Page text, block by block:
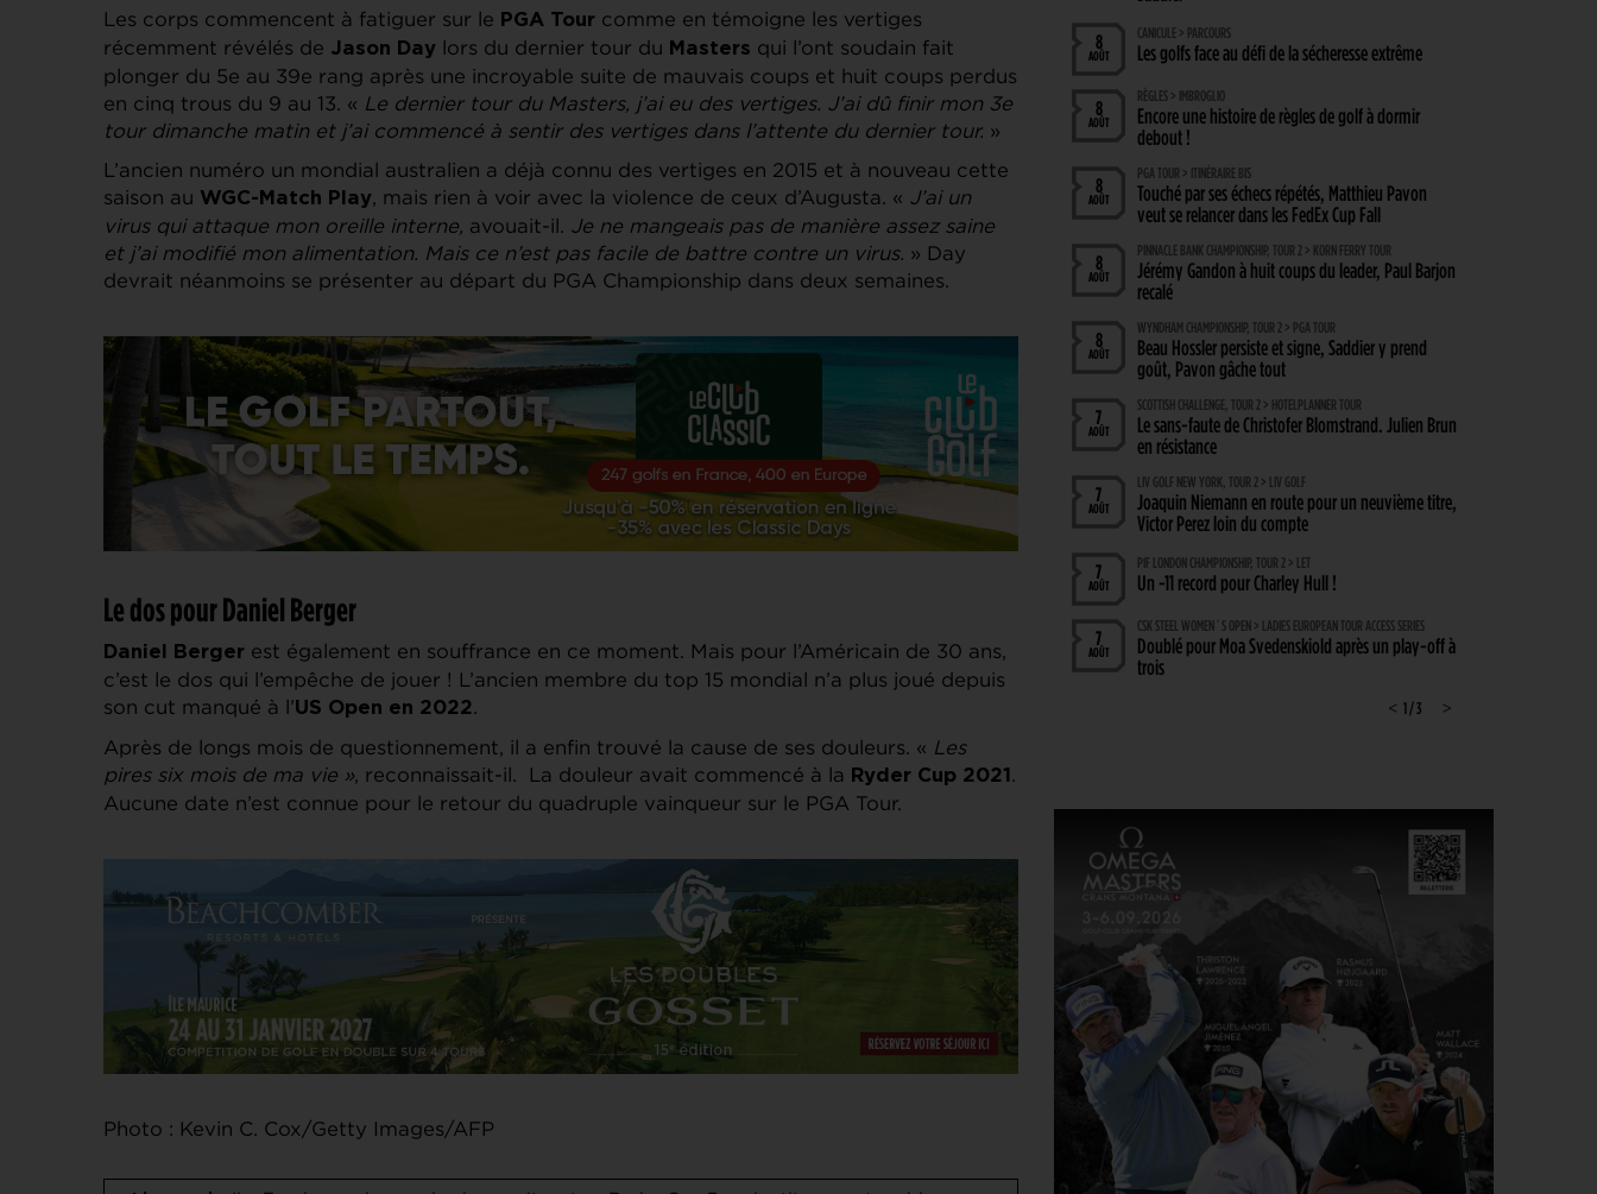
Les corps commencent à fatiguer sur le PGA Tour comme en témoigne les vertiges
récemment révélés de Jason Day lors du dernier tour du Masters qui l’ont soudain fait
plonger du 5e au 39e rang après une incroyable suite de mauvais coups et huit coups perdus
en cinq trous du 9 au 13. « Le dernier tour du Masters, j’ai eu des vertiges. J’ai dû finir mon 3e
tour dimanche matin et j’ai commencé à sentir des vertiges dans l’attente du dernier tour. »
L’ancien numéro un mondial australien a déjà connu des vertiges en 2015 et à nouveau cette
saison au WGC-Match Play, mais rien à voir avec la violence de ceux d’Augusta. « J’ai un
virus qui attaque mon oreille interne, avouait-il. Je ne mangeais pas de manière assez saine
et j’ai modifié mon alimentation. Mais ce n’est pas facile de battre contre un virus. » Day
devrait néanmoins se présenter au départ du PGA Championship dans deux semaines.
Le dos pour Daniel Berger
Daniel Berger est également en souffrance en ce moment. Mais pour l’Américain de 30 ans,
c’est le dos qui l’empêche de jouer ! L’ancien membre du top 15 mondial n’a plus joué depuis
son cut manqué à l’US Open en 2022.
Après de longs mois de questionnement, il a enfin trouvé la cause de ses douleurs. « Les
pires six mois de ma vie », reconnaissait-il. La douleur avait commencé à la Ryder Cup 2021 .
Aucune date n’est connue pour le retour du quadruple vainqueur sur le PGA Tour.
Photo : Kevin C. Cox/Getty Images/AFP
8
AOÛT
CANICULE > PARCOURS
Les golfs face au défi de la sécheresse extrême
8
AOÛT
RÈGLES > IMBROGLIO
Encore une histoire de règles de golf à dormir
debout !
8
AOÛT
PGA TOUR > ITINÉRAIRE BIS
Touché par ses échecs répétés, Matthieu Pavon
veut se relancer dans les FedEx Cup Fall
8
AOÛT
PINNACLE BANK CHAMPIONSHIP, TOUR 2 > KORN FERRY TOUR
Jérémy Gandon à huit coups du leader, Paul Barjon
recalé
8
AOÛT
WYNDHAM CHAMPIONSHIP, TOUR 2 > PGA TOUR
Beau Hossler persiste et signe, Saddier y prend
goût, Pavon gâche tout
7
AOÛT
SCOTTISH CHALLENGE, TOUR 2 > HOTELPLANNER TOUR
Le sans-faute de Christofer Blomstrand. Julien Brun
en résistance
7
AOÛT
LIV GOLF NEW YORK, TOUR 2 > LIV GOLF
Joaquin Niemann en route pour un neuvième titre,
Victor Perez loin du compte
7
AOÛT
PIF LONDON CHAMPIONSHIP, TOUR 2 > LET
Un -11 record pour Charley Hull !
7
AOÛT
CSK STEEL WOMEN´S OPEN > LADIES EUROPEAN TOUR ACCESS SERIES
Doublé pour Moa Svedenskiold après un play-off à
trois
Nastasia Nadaud : « Un moment très spécial, que
AOÛT
6
AOÛT
WYNDHAM CHAMPIONSHIP > CHAMBOULETOUT
Des changements de matériel Majeurs avant le
dernier tournoi de la saison régulière
MATÉRIEL > MÉTAMORPHOSE
Michael Thorbjornsen : les secrets d’un sac qui a
changé de visage avant son premier succès sur le
PGA Tour
AOÛT
GUERRE DES CIRCUITS > QUESTIONS POUR DES CHAMPIONS
LIV Golf : Quel avenir pour Rahm et DeChambeau ?
6
AOÛT
PGA TOUR > DIVORCE
Le FedEx St. Jude Championship va perdre son
statut de tournoi XXL
DP WORLD TOUR > PLATEAU DE RÊVE
< >
1 / 3